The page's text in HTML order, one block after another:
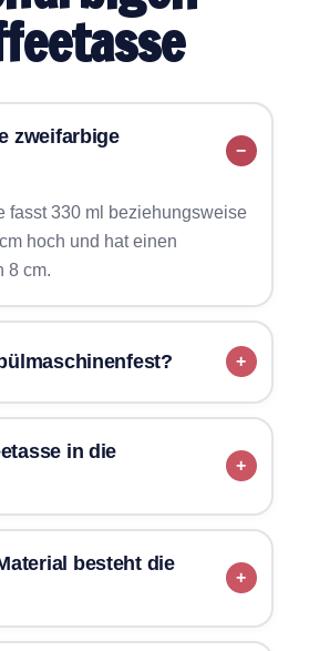
zweifarbige
fasst 330 ml beziehungsweise
hoch und hat einen
8 cm.
in die
besteht die